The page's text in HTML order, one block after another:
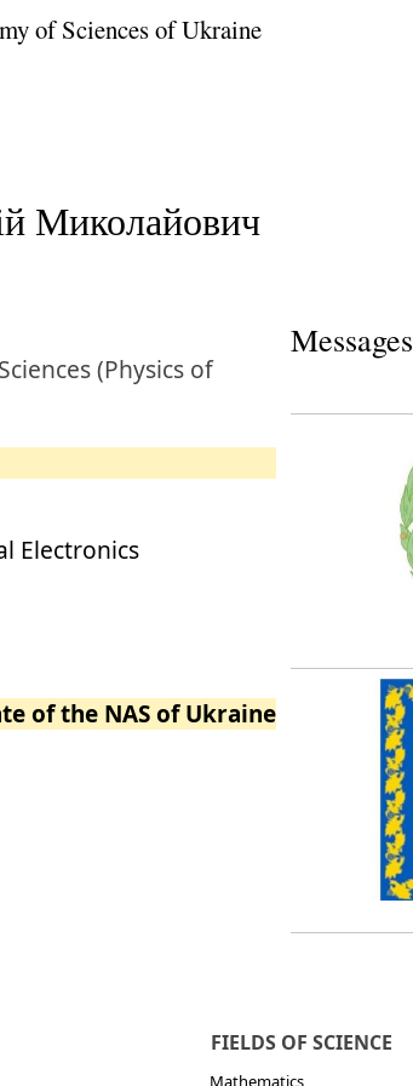
of Sciences of Ukraine
Миколайович
(Physics of
Electronics
of the NAS of Ukraine
Messages
FIELDS OF SCIENCE
Mathematics